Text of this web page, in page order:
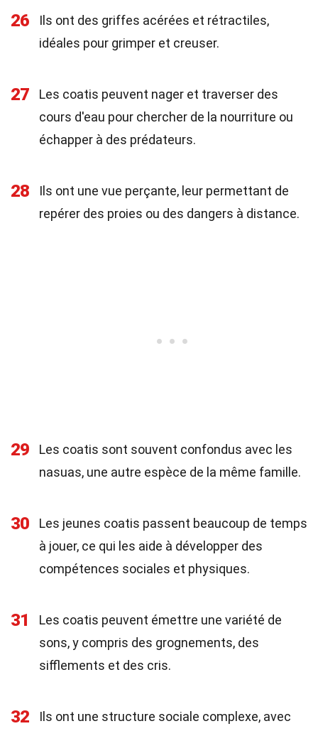
26
Ils ont des griffes acérées et rétractiles,
idéales pour grimper et creuser.
27
Les coatis peuvent nager et traverser des
cours d'eau pour chercher de la nourriture ou
échapper à des prédateurs.
28
Ils ont une vue perçante, leur permettant de
repérer des proies ou des dangers à distance.
29
Les coatis sont souvent confondus avec les
nasuas, une autre espèce de la même famille.
30
Les jeunes coatis passent beaucoup de temps
à jouer, ce qui les aide à développer des
compétences sociales et physiques.
31
Les coatis peuvent émettre une variété de
sons, y compris des grognements, des
sifflements et des cris.
32
Ils ont une structure sociale complexe, avec